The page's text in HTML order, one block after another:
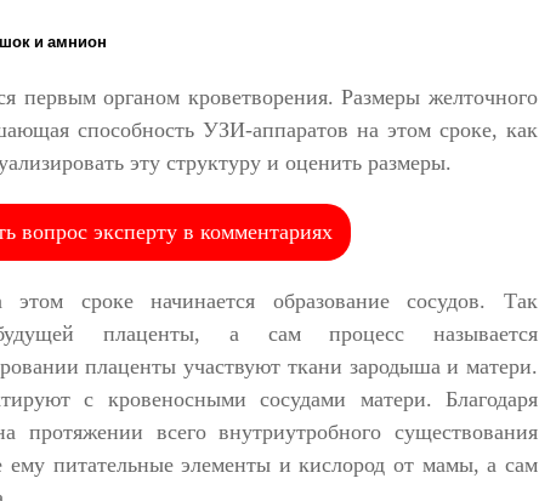
и амнион
первым органом кроветворения. Размеры желточного
способность УЗИ-аппаратов на этом сроке, как
эту структуру и оценить размеры.
вопрос эксперту в комментариях
сроке начинается образование сосудов. Так
плаценты, а сам процесс называется
плаценты участвуют ткани зародыша и матери.
с кровеносными сосудами матери. Благодаря
всего внутриутробного существования
ему питательные элементы и кислород от мамы, а сам